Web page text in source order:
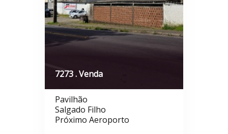
7273 . Venda
Pavilhão
Salgado Filho
Próximo Aeroporto